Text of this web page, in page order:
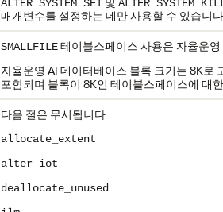
ALTER SYSTEM SET ALTER SYSTEM
매개변수를 설정하는 데만 사용할 수 있습니
SMALLFILE테이블스페이스 사용은 자율운
자율운영 AI 데이터베이스 블록 크기는 8K로
포함되며 블록이 8K인 테이블스페이스에 대
다음 절은 무시됩니다.
allocate_extent
alter_iot
deallocate_unused